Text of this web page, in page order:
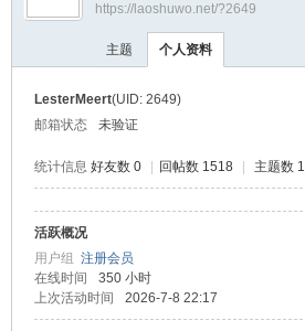
›
https://laoshuwo.net/?2649
主题 个人资料
LesterMeert(UID: 2649)
邮箱状态
未验证
统计信息 好友数 0 回帖数 1518 主题数 1
活跃概况
用户组 注册会员
在线时间
350 小时
上次活动时间
2026-7-8 22:17